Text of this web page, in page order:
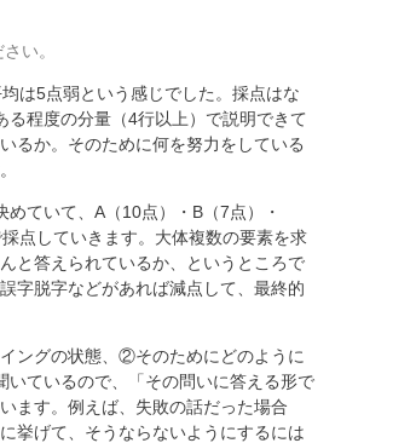
い。
は5点弱という感じでした。採点はな
程度の分量（4行以上）で説明できて
るか。そのために何を努力をしている
ていて、A（10点）・B（7点）・
点していきます。大体複数の要素を求
と答えられているか、というところで
字脱字などがあれば減点して、最終的
ングの状態、②そのためにどのように
ているので、「その問いに答える形で
ます。例えば、失敗の話だった場合
挙げて、そうならないようにするには